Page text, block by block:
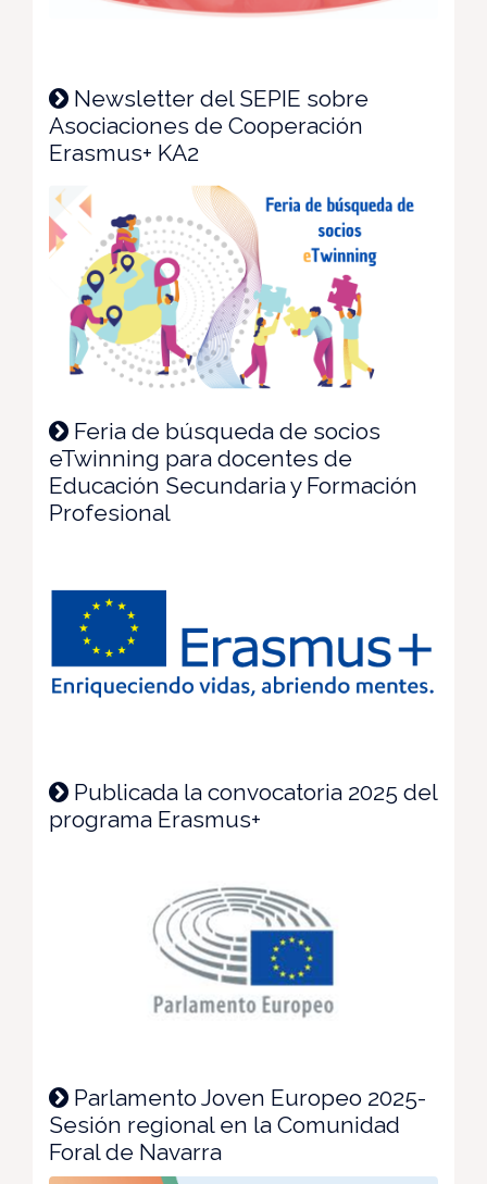
Newsletter del SEPIE sobre
Asociaciones de Cooperación
Erasmus+ KA2
Feria de búsqueda de socios
eTwinning para docentes de
Educación Secundaria y Formación
Profesional
Publicada la convocatoria 2025 del
programa Erasmus+
Parlamento Joven Europeo 2025-
Sesión regional en la Comunidad
Foral de Navarra